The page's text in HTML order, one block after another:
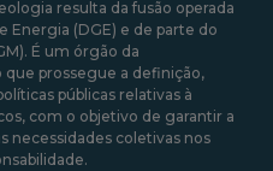
industriais e ONGs.
06/10/2020 12:00:00
resulta da fusão operada
Energia (DGE) e de parte do
É um órgão da
que prossegue a definição,
públicas relativas à
com o objetivo de garantir a
necessidades coletivas nos